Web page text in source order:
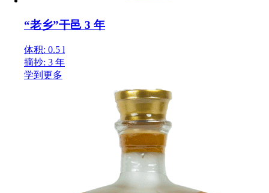
“老乡”干邑 3 年
体积: 0.5 l
摘抄: 3 年
学到更多